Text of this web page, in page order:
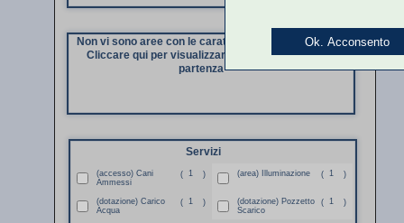
Non vi sono aree con le caratteristiche richieste.
Cliccare qui per visualizzare di nuovo i dati di
partenza
Servizi
(accesso) Cani
Ammessi
( 1 ) (area) Illuminazione ( 1 )
(dotazione) Carico
Acqua
( 1 )
(dotazione) Pozzetto
Scarico
( 1 )
Ok. Acconsento